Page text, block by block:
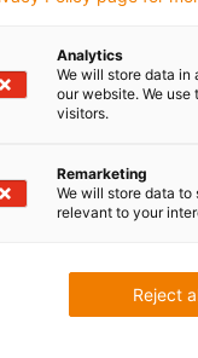
Analytics
We will store data in
our website. We
visitors.
Remarketing
We will store data
relevant to your
Reject